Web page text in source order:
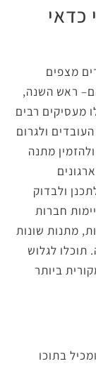
כדאי
מצפים
ראש השנה,
מעסיקים רבים
ולגרום
מתנה
ולבדוק
חברות
מתנות שונות
תוכלו לגלוש
ביותר
בתוכו